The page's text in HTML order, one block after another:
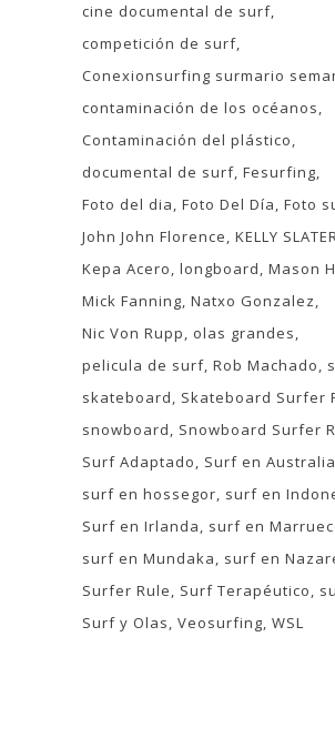
cine documental de surf
competición de surf
Conexionsurfing surmario
contaminación de los océanos
Contaminación del plástico
documental de surf Fesurfing
Foto del dia Foto Del Día Foto
John John Florence KELLY
Kepa Acero longboard Mason
Mick Fanning Natxo Gonzalez
Nic Von Rupp
olas grandes
pelicula de surf Rob Machado
skateboard
Skateboard Surfer
snowboard
Snowboard Surfer
Surf Adaptado
Surf en Australia
surf en hossegor surf en
Surf en Irlanda
surf en
surf en Mundaka
surf en
Surfer Rule
Surf Terapéutico
Surf y Olas Veosurfing WSL